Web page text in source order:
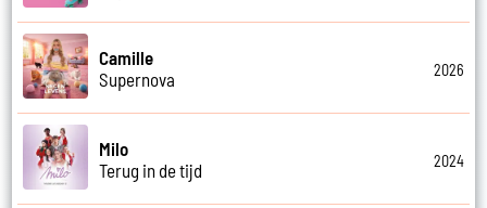
Camille
Supernova
2026
Milo
Terug in de tijd
2024